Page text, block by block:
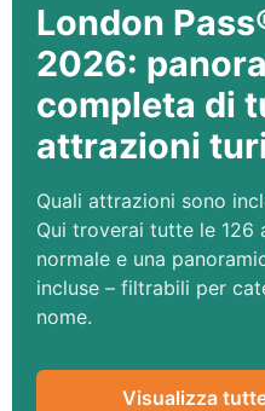
London
2026:
completa di
attrazioni
Quali attrazioni sono
Qui troverai tutte le
normale e una
incluse – filtrabili per
nome.
Visualizza